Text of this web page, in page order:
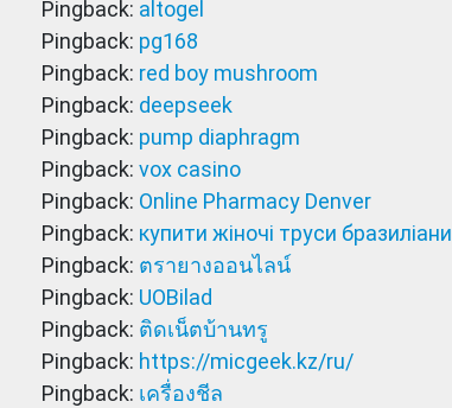
Pingback: altogel
Pingback: pg168
Pingback: red boy mushroom
Pingback: deepseek
Pingback: pump diaphragm
Pingback: vox casino
Pingback: Online Pharmacy Denver
Pingback: купити жіночі труси бразиліани
Pingback: ตรายางออนไลน์
Pingback: UOBilad
Pingback: ติดเน็ตบ้านทรู
Pingback: https://micgeek.kz/ru/
Pingback: เครื่องชีล